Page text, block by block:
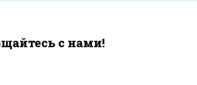
с нами!